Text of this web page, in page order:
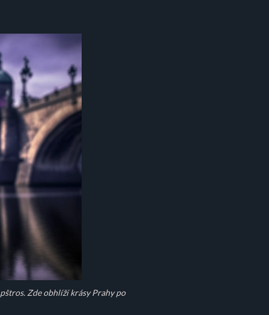
Zde obhlíží krásy Prahy po